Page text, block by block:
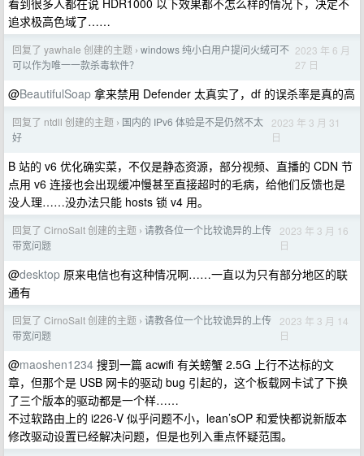
看到很多人都在说 HDR1000 以下效果都不怎么样的情况下，决定不
追求极高色域了……
回复了 yawhale 创建的主题 › windows 纯小白用户提问火绒可不
可以作为唯一一款杀毒软件？
2023 年 6 月
27 日
@BeautifulSoap 拿来禁用 Defender 太真实了，df 的误杀率是真的高
回复了 ntdll 创建的主题 › 国内的 IPv6 体验是不是仍然不太
好
2023 年 3 月 31
日
B 站的 v6 优化确实菜，不仅是静态资源，部分视频、直播的 CDN 节
点用 v6 连接也会出现缓冲慢甚至直接超时的毛病，给他们反馈也是
没人理……没办法只能 hosts 锁 v4 用。
回复了 CirnoSalt 创建的主题 › 请教各位一个比较诡异的上传
带宽问题
2023 年 3 月 16
日
@desktop 原来电信也有这种情况啊……一直以为只有部分地区的联
通有
回复了 CirnoSalt 创建的主题 › 请教各位一个比较诡异的上传
带宽问题
2023 年 3 月 14
日
@maoshen1234 搜到一篇 acwifi 有关螃蟹 2.5G 上行不达标的文
章，但那个是 USB 网卡的驱动 bug 引起的，这个板载网卡试了下换
了三个版本的驱动都是一个样……
不过软路由上的 i226-V 似乎问题不小，lean’sOP 和爱快都说新版本
修改驱动设置已经解决问题，但是也列入重点怀疑范围。